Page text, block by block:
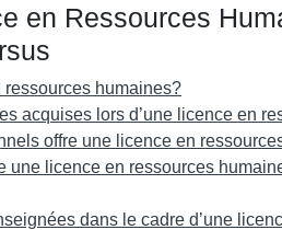
en Ressources
ressources humaines?
acquises lors d’une licence en
offre une licence en
une licence en ressources
dans le cadre d’une